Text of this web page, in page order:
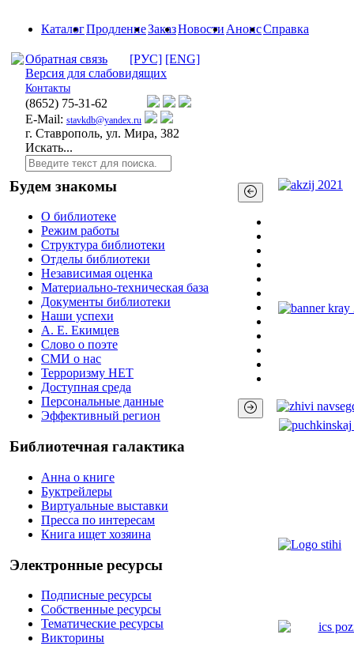
КаталогПродлениеЗаказНовости АнонсСправка
Обратная связь [РУС] [ENG]
Версия для слабовидящих
Контакты
(8652) 75-31-62
E-Mail: stavkdb@yandex.ru
г. Ставрополь, ул. Мира, 382
Искать...
Будем знакомы
О библиотеке
Режим работы
Структура библиотеки
Отделы библиотеки
Независимая оценка
Материально-техническая база
Документы библиотеки
Наши успехи
А. Е. Екимцев
Слово о поэте
СМИ о нас
Терроризму НЕТ
Доступная среда
Персональные данные
Эффективный регион
Библиотечная галактика
Анна о книге
Буктрейлеры
Виртуальные выставки
Пресса по интересам
Книга ищет хозяина
Электронные ресурсы
Подписные ресурсы
Собственные ресурсы
Тематические ресурсы
Викторины